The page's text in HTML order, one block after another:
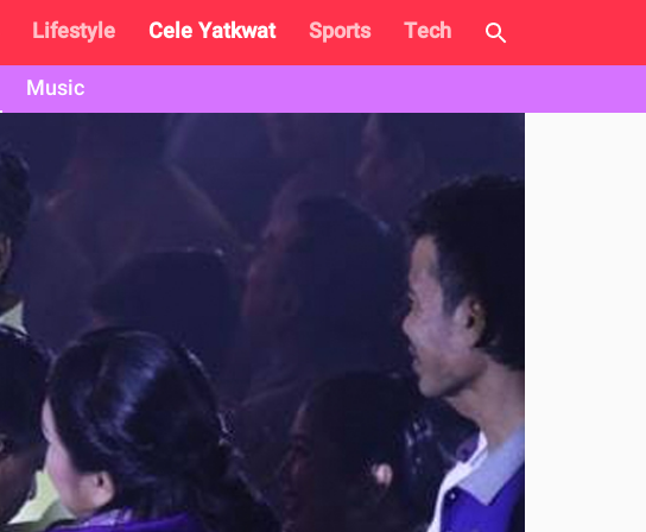
Lifestyle Cele Yatkwat Sports
Tech
Music